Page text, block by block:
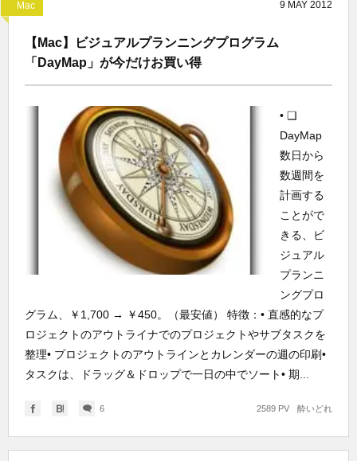
Mac 9 MAY 2012
【Mac】ビジュアルプランニングプログラム
「DayMap」が今だけお買い得
• ❑
DayMap
数日から
数週間を
計画する
ことがで
きる、ビ
ジュアル
プランニ
ングプロ
グラム、￥1,700 → ￥450。（最安値） 特徴：• 直感的なプ
ロジェクトのアウトライナでのプロジェクトやサブタスクを
整理• プロジェクトのアウトラインとカレンダーの週の印刷•
タスクは、ドラッグ＆ドロップで一日の中でソート• 期...
6 酔いどれ
2589 PV